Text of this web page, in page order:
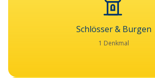
Schlösser & Burgen
1 Denkmal